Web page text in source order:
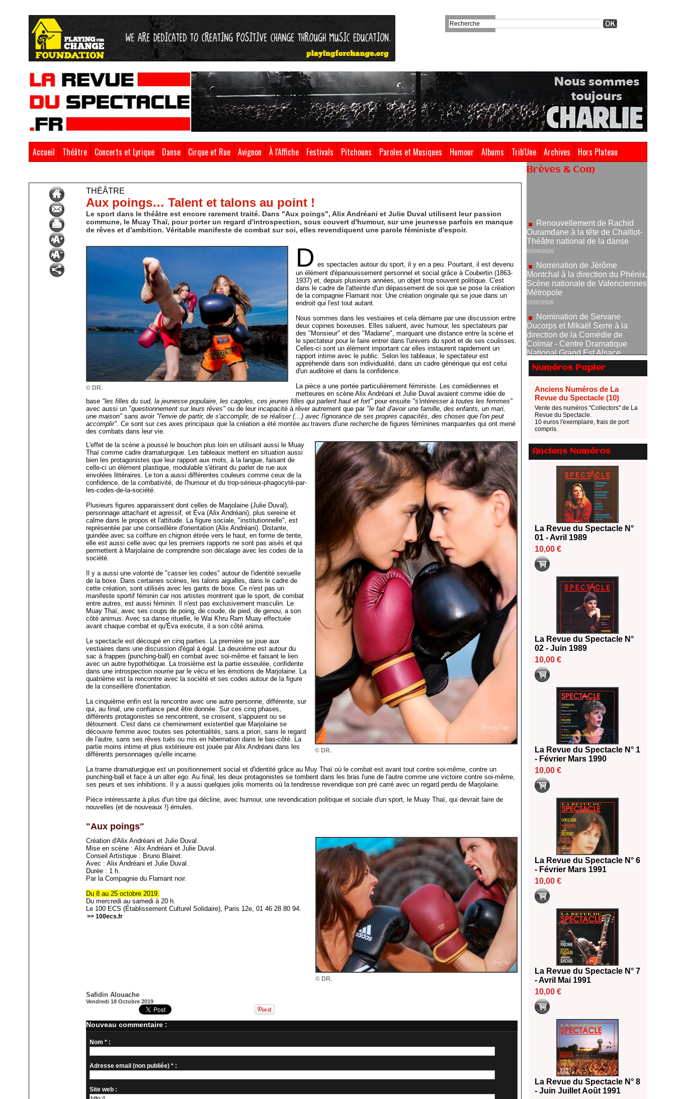
Accueil Théâtre Concerts et Lyrique Danse Cirque et Rue Avignon À l'Affiche Festivals Pitchouns Paroles et Musiques Humour Albums Trib'Une Archives Hors Plateau
THÉÂTRE
Aux poings… Talent et talons au point !
Le sport dans le théâtre est encore rarement traité. Dans "Aux poings", Alix Andréani et Julie Duval utilisent leur passion
commune, le Muay Thaï, pour porter un regard d'introspection, sous couvert d'humour, sur une jeunesse parfois en manque
de rêves et d'ambition. Véritable manifeste de combat sur soi, elles revendiquent une parole féministe d'espoir.
© DR.
D es spectacles autour du sport, il y en a peu. Pourtant, il est devenu
un élément d'épanouissement personnel et social grâce à Coubertin (1863-
1937) et, depuis plusieurs années, un objet trop souvent politique. C'est
dans le cadre de l'atteinte d'un dépassement de soi que se pose la création
de la compagnie Flamant noir. Une création originale qui se joue dans un
endroit qui l'est tout autant.
Nous sommes dans les vestiaires et cela démarre par une discussion entre
deux copines boxeuses. Elles saluent, avec humour, les spectateurs par
des "Monsieur" et des "Madame", marquant une distance entre la scène et
le spectateur pour le faire entrer dans l'univers du sport et de ses coulisses.
Celles-ci sont un élément important car elles instaurent rapidement un
rapport intime avec le public. Selon les tableaux, le spectateur est
appréhendé dans son individualité, dans un cadre générique qui est celui
d'un auditoire et dans la confidence.
La pièce a une portée particulièrement féministe. Les comédiennes et
metteures en scène Alix Andréani et Julie Duval avaient comme idée de
base "les filles du sud, la jeunesse populaire, les cagoles, ces jeunes filles qui parlent haut et fort" pour ensuite "s'intéresser à toutes les femmes"
avec aussi un "questionnement sur leurs rêves" ou de leur incapacité à rêver autrement que par "le fait d'avoir une famille, des enfants, un mari,
une maison" sans avoir "l'envie de partir, de s'accomplir, de se réaliser (…) avec l'ignorance de ses propres capacités, des choses que l'on peut
accomplir". Ce sont sur ces axes principaux que la création a été montée au travers d'une recherche de figures féminines marquantes qui ont mené
des combats dans leur vie.
© DR.
L'effet de la scène a poussé le bouchon plus loin en utilisant aussi le Muay
Thaï comme cadre dramaturgique. Les tableaux mettent en situation aussi
bien les protagonistes que leur rapport aux mots, à la langue, faisant de
celle-ci un élément plastique, modulable s'étirant du parler de rue aux
envolées littéraires. Le ton a aussi différentes couleurs comme ceux de la
confidence, de la combativité, de l'humour et du trop-sérieux-phagocyté-par-
les-codes-de-la-société.
Plusieurs figures apparaissent dont celles de Marjolaine (Julie Duval),
personnage attachant et agressif, et Éva (Alix Andréani), plus sereine et
calme dans le propos et l'attitude. La figure sociale, "institutionnelle", est
représentée par une conseillère d'orientation (Alix Andréani). Distante,
guindée avec sa coiffure en chignon étirée vers le haut, en forme de tente,
elle est aussi celle avec qui les premiers rapports ne sont pas aisés et qui
permettent à Marjolaine de comprendre son décalage avec les codes de la
société.
Il y a aussi une volonté de "casser les codes" autour de l'identité sexuelle
de la boxe. Dans certaines scènes, les talons aiguilles, dans le cadre de
cette création, sont utilisés avec les gants de boxe. Ce n'est pas un
manifeste sportif féminin car nos artistes montrent que le sport, de combat
entre autres, est aussi féminin. Il n'est pas exclusivement masculin. Le
Muay Thaï, avec ses coups de poing, de coude, de pied, de genou, a son
côté animus. Avec sa danse rituelle, le Wai Khru Ram Muay effectuée
avant chaque combat et qu'Éva exécute, il a son côté anima.
Le spectacle est découpé en cinq parties. La première se joue aux
vestiaires dans une discussion d'égal à égal. La deuxième est autour du
sac à frappes (punching-ball) en combat avec soi-même et faisant le lien
avec un autre hypothétique. La troisième est la partie esseulée, confidente
dans une introspection nourrie par le vécu et les émotions de Marjolaine. La
quatrième est la rencontre avec la société et ses codes autour de la figure
de la conseillère d'orientation.
La cinquième enfin est la rencontre avec une autre personne, différente, sur
qui, au final, une confiance peut être donnée. Sur ces cinq phases,
différents protagonistes se rencontrent, se croisent, s'appuient ou se
détournent. C'est dans ce cheminement existentiel que Marjolaine se
découvre femme avec toutes ses potentialités, sans a priori, sans le regard
de l'autre, sans ses rêves tués ou mis en hibernation dans le bas-côté. La
partie moins intime et plus extérieure est jouée par Alix Andréani dans les
différents personnages qu'elle incarne.
La trame dramaturgique est un positionnement social et d'identité grâce au Muy Thaï où le combat est avant tout contre soi-même, contre un
punching-ball et face à un alter ego. Au final, les deux protagonistes se tombent dans les bras l'une de l'autre comme une victoire contre soi-même,
ses peurs et ses inhibitions. Il y a aussi quelques jolis moments où la tendresse revendique son pré carré avec un regard perdu de Marjolaine.
Pièce intéressante à plus d'un titre qui décline, avec humour, une revendication politique et sociale d'un sport, le Muay Thaï, qui devrait faire de
nouvelles (et de nouveaux !) émules.
"Aux poings"
© DR.
Création d'Alix Andréani et Julie Duval.
Mise en scène : Alix Andréani et Julie Duval.
Conseil Artistique : Bruno Blairet.
Avec : Alix Andréani et Julie Duval.
Durée : 1 h.
Par la Compagnie du Flamant noir.
Du 8 au 25 octobre 2019.
Du mercredi au samedi à 20 h.
Le 100 ECS (Établissement Culturel Solidaire), Paris 12e, 01 46 28 80 94.
>> 100ecs.fr
Safidin Alouache
Vendredi 18 Octobre 2019
Nouveau commentaire :
Nom * :
Adresse email (non publiée) * :
Site web :
Brèves & Com
Nomination de Jérôme
Montchal à la direction du Phénix,
Scène nationale de Valenciennes
Métropole
22/07/2026
Nomination de Servane
Ducorps et Mikaël Serre à la
direction de la Comédie de
Colmar - Centre Dramatique
National Grand Est Alsace
07/07/2026
Thomas Jolly et Laëtitia
Guédon nommés à la direction du
TNP
02/07/2026
lauréats 2026
23/06/2026
Dispositif ARTCENA Écrire
pour le cirque, les lauréats 2026 !
20/06/2026
Le palmarès des prix SACD
2026
Les 10 lauréats du Fonds
Grandes Formes Théâtre 2026
Nomination de Nathalie
Garraud et Olivier Saccomano à
la direction du Théâtre de
Gennevilliers - CDN
13/06/2026
Dispositif SACD Auteurs
d'espaces : les lauréats 2026
Numéros Papier
Anciens Numéros de La
Revue du Spectacle (10)
Vente des numéros "Collectors" de La
Revue du Spectacle.
10 euros l'exemplaire, frais de port
compris.
Anciens Numéros
La Revue du Spectacle N°
01 - Avril 1989
10,00 €
La Revue du Spectacle N°
02 - Juin 1989
10,00 €
La Revue du Spectacle N° 1
- Février Mars 1990
10,00 €
La Revue du Spectacle N° 6
- Février Mars 1991
10,00 €
La Revue du Spectacle N° 7
- Avril Mai 1991
10,00 €
La Revue du Spectacle N° 8
- Juin Juillet Août 1991